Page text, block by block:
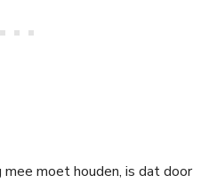
moet houden, is dat door